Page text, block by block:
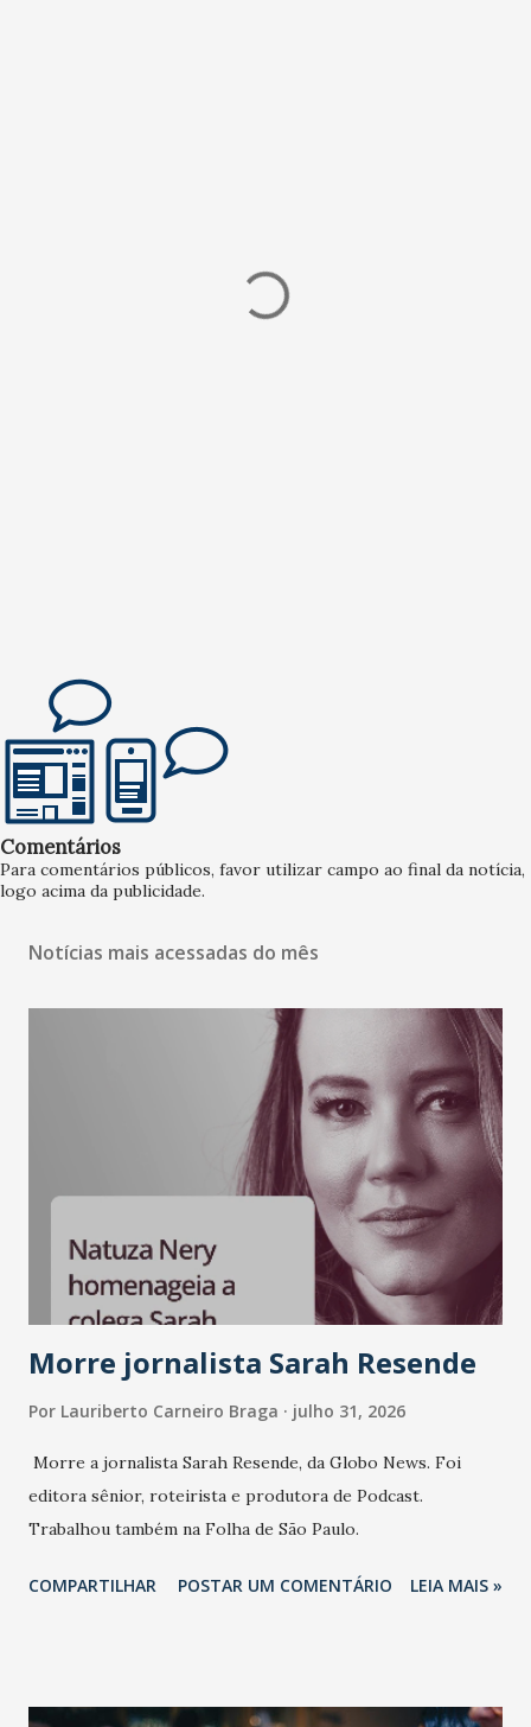
Comentários
Para comentários públicos, favor utilizar campo ao final da notícia,
logo acima da publicidade.
Notícias mais acessadas do mês
Morre jornalista Sarah Resende
Por Lauriberto Carneiro Braga julho 31, 2026
Morre a jornalista Sarah Resende, da Globo News. Foi
editora sênior, roteirista e produtora de Podcast.
Trabalhou também na Folha de São Paulo.
COMPARTILHAR POSTAR UM COMENTÁRIO LEIA MAIS »